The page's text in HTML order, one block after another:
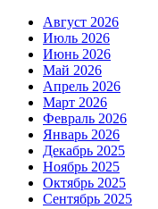
Август 2026
Июль 2026
Июнь 2026
Май 2026
Апрель 2026
Март 2026
Февраль 2026
Январь 2026
Декабрь 2025
Ноябрь 2025
Октябрь 2025
Сентябрь 2025